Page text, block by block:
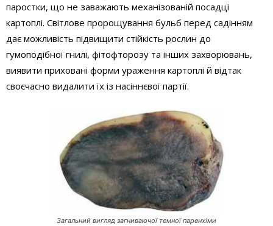
паростки, що не заважають механізованій посадці
картоплі. Світлове пророщування бульб перед садінням
дає можливість підвищити стійкість рослин до
гумоподібної гнилі, фітофторозу та інших захворювань,
виявити приховані форми ураження картоплі й відтак
своєчасно видалити їх із насіннєвої партії.
Загальний вигляд загниваючої темної паренхіми